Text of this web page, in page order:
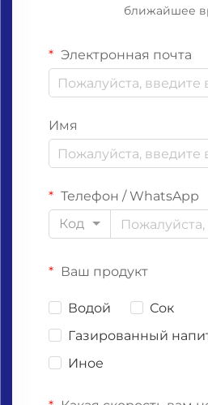
ближайшее
Электронная почта
Имя
Телефон / WhatsApp
Код
Ваш продукт
Водой
Сок
Газированный
Иное